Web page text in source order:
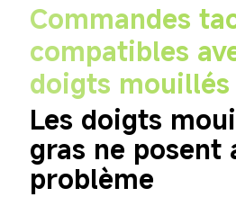
Commandes
compatibles
doigts mouillés
Les doigts
gras ne posent
problème